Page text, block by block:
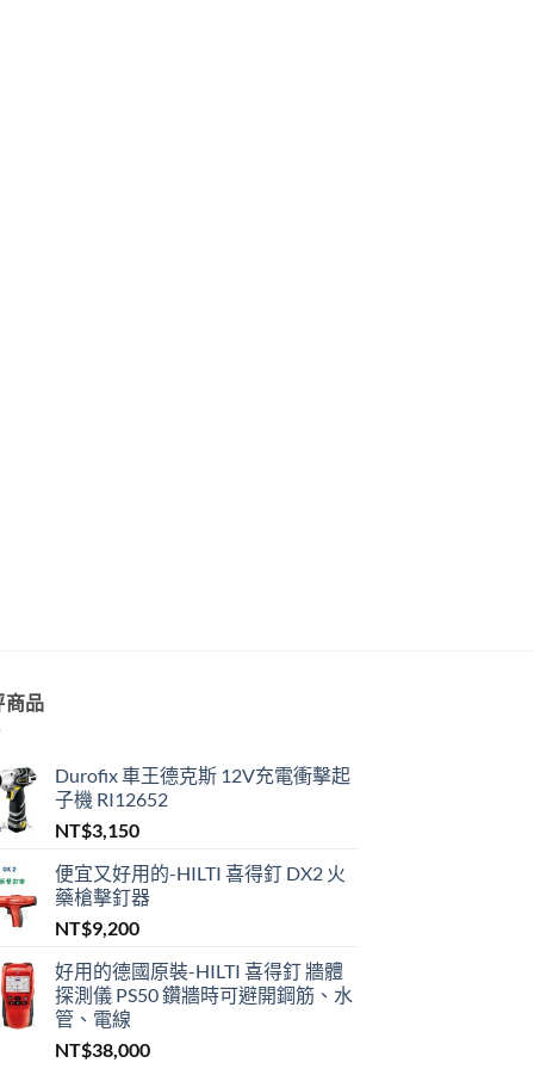
商品
Durofix 車王德克斯 12V充電衝擊起
子機 RI12652
NT$3,150
便宜又好用的-HILTI 喜得釘 DX2 火
藥槍擊釘器
NT$9,200
好用的德國原裝-HILTI 喜得釘 牆體
探測儀 PS50 鑽牆時可避開鋼筋、水
管、電線
NT$38,000